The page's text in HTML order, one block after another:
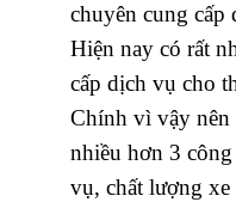
chuyên cung cấp
Hiện nay có rất
cấp dịch vụ cho
Chính vì vậy nên
nhiều hơn 3 công
vụ, chất lượng